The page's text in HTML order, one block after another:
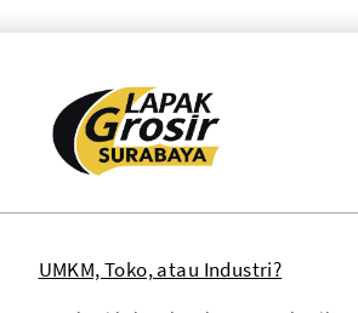
UMKM, Toko, atau Industri?